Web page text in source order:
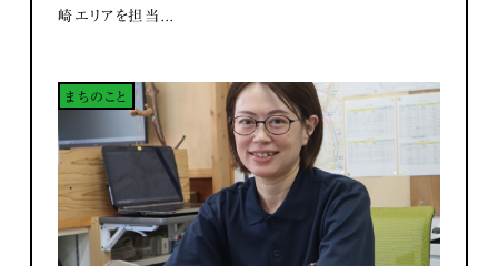
崎エリアを担当...
まちのこと